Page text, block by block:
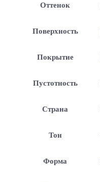
Оттенок
Поверхность
Покрытие
Пустотность
Страна
Тон
Форма